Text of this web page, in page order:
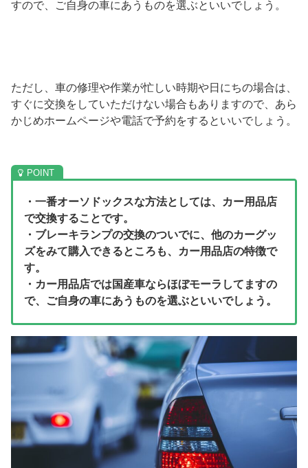
すので、ご自身の車にあうものを選ぶといいでしょう。
ただし、車の修理や作業が忙しい時期や日にちの場合は、
すぐに交換をしていただけない場合もありますので、あら
かじめホームページや電話で予約をするといいでしょう。
・一番オーソドックスな方法としては、カー用品店
で交換することです。
・ブレーキランプの交換のついでに、他のカーグッ
ズをみて購入できるところも、カー用品店の特徴で
す。
・カー用品店では国産車ならほぼモーラしてますの
で、ご自身の車にあうものを選ぶといいでしょう。